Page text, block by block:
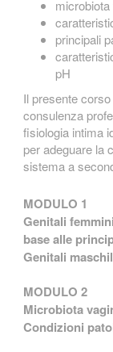
principali
pH
Il presente
consulenza
fisiologia intima
per adeguare la
sistema a
MODULO 1
Genitali
base alle
Genitali
MODULO 2
Microbiota
Condizioni